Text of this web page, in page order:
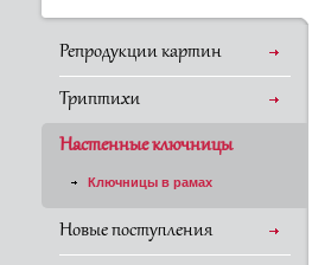
Репродукции картин
Триптихи
Настенные ключницы
Ключницы в рамах
Новые поступления